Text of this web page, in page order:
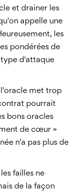
et drainer les
appelle une
les
pondérées de
type d'attaque
l'oracle met trop
pourrait
bons oracles
de cœur »
n'a pas plus de
failles ne
de la façon